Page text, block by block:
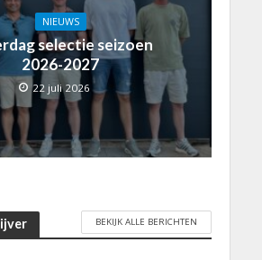
NIEUWS
selectie seizoen
2026-2027
22 juli 2026
BEKIJK ALLE BERICHTEN